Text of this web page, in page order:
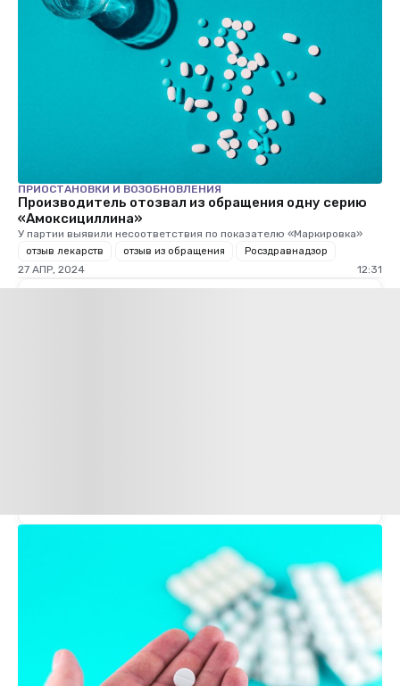
ПРИОСТАНОВКИ И ВОЗОБНОВЛЕНИЯ
Производитель отозвал из обращения одну серию
«Амоксициллина»
У партии выявили несоответствия по показателю «Маркировка»
отзыв лекарств отзыв из обращения Росздравнадзор
27 АПР, 2024 12:31